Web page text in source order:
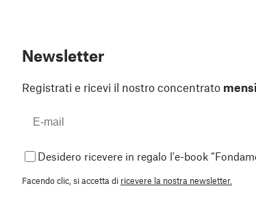
Newsletter
Registrati e ricevi il nostro concentrato
Desidero ricevere in regalo l'e-book
Facendo clic, si accetta di ricevere la nostra newsletter.